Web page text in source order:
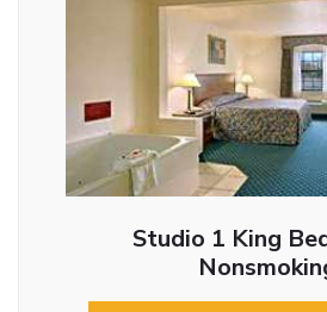
Studio 1 King